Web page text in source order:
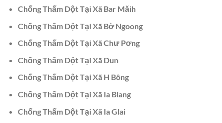
Chống Thấm Dột Tại Xã Bar Măih
Chống Thấm Dột Tại Xã Bờ Ngoong
Chống Thấm Dột Tại Xã Chư Pơng
Chống Thấm Dột Tại Xã Dun
Chống Thấm Dột Tại Xã H Bông
Chống Thấm Dột Tại Xã Ia Blang
Chống Thấm Dột Tại Xã Ia Glai